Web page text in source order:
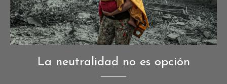
Fotografía: Ali Jadallah/Anadolu vía Getty Images
Opinión
La neutralidad no es opción